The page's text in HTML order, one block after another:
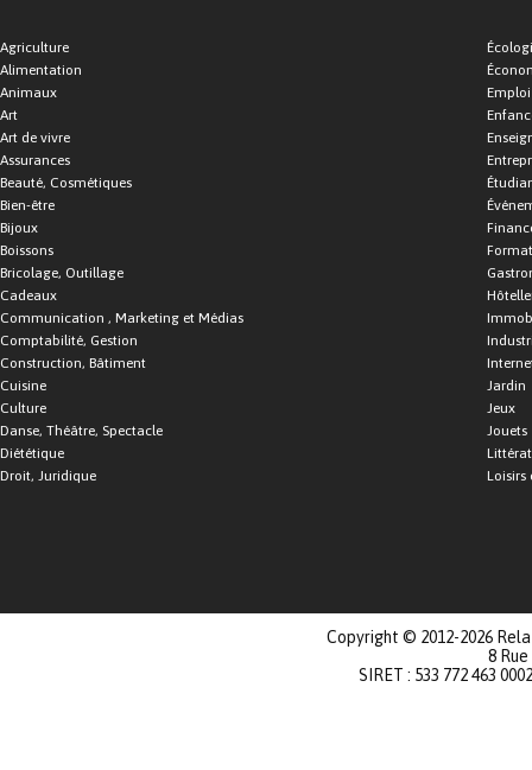
Agriculture
Alimentation
Animaux
Art
Art de vivre
Assurances
Beauté, Cosmétiques
Bien-être
Bijoux
Boissons
Bricolage, Outillage
Cadeaux
Communication , Marketing et Médias
Comptabilité, Gestion
Construction, Bâtiment
Cuisine
Culture
Danse, Théâtre, Spectacle
Diététique
Droit, Juridique
Emploi
Jardin
Jeux
Jouets
Loisirs
Copyright © 2012-2026
8
SIRET : 533 772 463